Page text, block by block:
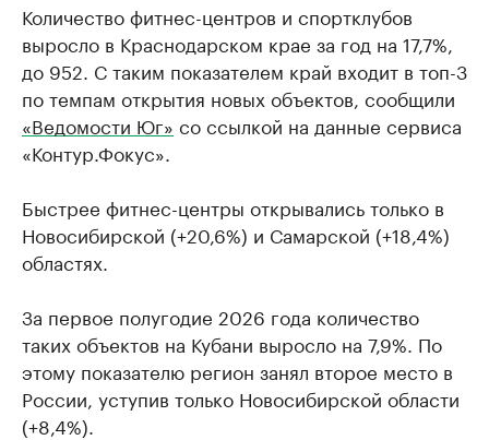
Количество фитнес-центров и спортклубов
выросло в Краснодарском крае за год на 17,7%,
до 952. С таким показателем край входит в топ-3
по темпам открытия новых объектов, сообщили
«Ведомости Юг» со ссылкой на данные сервиса
«Контур.Фокус».
Быстрее фитнес-центры открывались только в
Новосибирской (+20,6%) и Самарской (+18,4%)
областях.
За первое полугодие 2026 года количество
таких объектов на Кубани выросло на 7,9%. По
этому показателю регион занял второе место в
России, уступив только Новосибирской области
(+8,4%).